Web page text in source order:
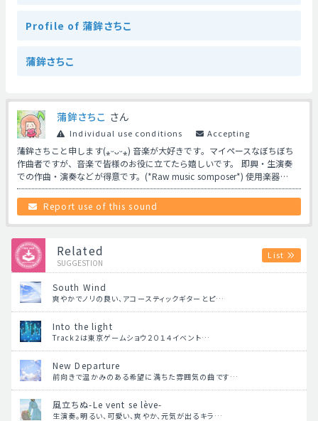
Profile of 蒲鉾さちこ
蒲鉾さちこ
蒲鉾さちこ さん
Individual use conditions Accepting
蒲鉾さちこと申します(⁎ᵕᴗᵕ⁎) 音楽が大好きです。マイペースなぼちぼち
作曲者ですが、音楽で皆様のお役に立てたら嬉しいです。 即興・生演奏
での作曲・演奏などが得意です。(*Raw music somposer*) 使用楽器…
Report use of this sound
Related
SUGGESTION
List
South Wind
爽やかでノリの良い、アコースティックギターとピ…
Into the light
Track2は東京ゲームショウ２０１４イベント…
New Departure
前向きで温かみのある希望に満ちた雰囲気の曲です…
風立ちぬ-Le vent se lève-
生演奏。明るい、可愛い、爽やか、元気が出るキラ…